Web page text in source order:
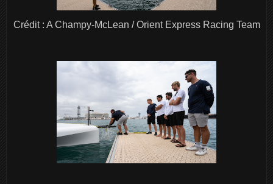
Crédit : A Champy-McLean / Orient Express Racing Team